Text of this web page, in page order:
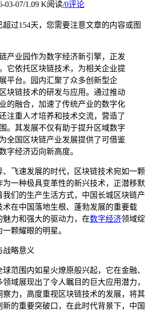
03-07/1.09 K阅读/0评论
超过154天，您需要注意文章的内容或图
产业园作为数字经济新引擎，正发
它依托区块链技术，为相关企业提
平台。园内汇聚了众多创新型企
块链技术的研发与应用。通过推动
的融合，加速了传统产业的数字化
注重人才培养和技术交流，营造了
。其发展不仅有助于提升区域数字
全国区块链产业发展提供了可借鉴
字经济迈向新高度。
飞速发展的时代，区块链技术宛如一颗
为一种极具变革性的新兴技术，正潜移默
们的生产生活方式，中国长城区块链产
术在中国落地生根、蓬勃发展的重要载
力和强大的驱动力，在数字经济领域绽
颗耀眼的明星。
战略意义
范围内如星火燎原般兴起，它在金融、
域展现出了令人瞩目的巨大应用潜力，
察力，高度重视区块链技术的发展，将其
的重要突破口，在此时代背景下，中国